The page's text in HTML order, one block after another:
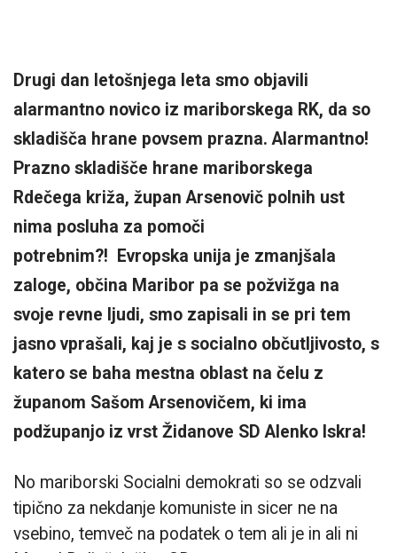
Drugi dan letošnjega leta smo objavili
alarmantno novico iz mariborskega RK, da so
skladišča hrane povsem prazna. Alarmantno!
Prazno skladišče hrane mariborskega
Rdečega križa, župan Arsenovič polnih ust
nima posluha za pomoči
potrebnim?! Evropska unija je zmanjšala
zaloge, občina Maribor pa se požvižga na
svoje revne ljudi, smo zapisali in se pri tem
jasno vprašali, kaj je s socialno občutljivosto, s
katero se baha mestna oblast na čelu z
županom Sašom Arsenovičem, ki ima
podžupanjo iz vrst Židanove SD Alenko Iskra!
No mariborski Socialni demokrati so se odzvali
tipično za nekdanje komuniste in sicer ne na
vsebino, temveč na podatek o tem ali je in ali ni